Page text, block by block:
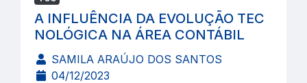
A INFLUÊNCIA DA EVOLUÇÃO TEC
NOLÓGICA NA ÁREA CONTÁBIL
SAMILA ARAÚJO DOS SANTOS
04/12/2023